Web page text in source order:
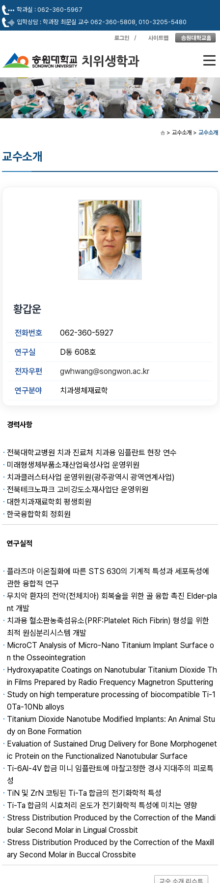
학과실 : 062-360-5967
입학상담 : 학과장 최문실 교수 062-360-5808, 010-3205-5480
> 교수소개> 교수소개
교수소개
황갑운
전화번호 062-360-5927
연구실 D동 608호
전자우편 gwhwang@songwon.ac.kr
연구분야 치과생체재료학
경력사항
전북대학교병원 치과 진료처 치과용 임플란트 현장 연수
미래형생체부품소재산업육성사업 운영위원
치과클러스터사업 운영위원(광주광역시 광역연계사업)
전북테크노파크 고비강도소재사업단 운영위원
대한치과재료학회 평생회원
한국융합학회 정회원
연구실적
플라즈마 이온질화에 따른 STS 630의 기계적 특성과 세포독성에
관한 융합적 연구
무치악 환자의 전악(전체치아) 회복술을 위한 골 융합 촉진 Elder-pla
nt 개발
치과용 혈소판농축섬유소(PRF:Platelet Rich Fibrin) 형성을 위한
최적 원심분리시스템 개발
MicroCT Analysis of Micro-Nano Titanium Implant Surface o
n the Osseointegration
Hydroxyapatite Coatings on Nanotubular Titanium Dioxide Th
in Films Prepared by Radio Frequency Magnetron Sputtering
Study on high temperature processing of biocompatible Ti-1
0Ta-10Nb alloys
Titanium Dioxide Nanotube Modified Implants: An Animal Stu
dy on Bone Formation
Evaluation of Sustained Drug Delivery for Bone Morphogenet
ic Protein on the Functionalized Nanotubular Surface
Ti-6Al-4V 합금 미니 임플란트에 마찰고정한 경사 지대주의 피로특
성
TiN 및 ZrN 코팅된 Ti-Ta 합금의 전기화학적 특성
Ti-Ta 합금의 시효처리 온도가 전기화학적 특성에 미치는 영향
Stress Distribution Produced by the Correction of the Mandi
bular Second Molar in Lingual Crossbit
Stress Distribution Produced by the Correction of the Maxill
ary Second Molar in Buccal Crossbite
교수 소개 리스트